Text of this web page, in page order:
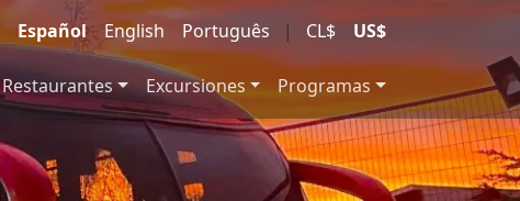
Español English Português | CL$ US$
Restaurantes Excursiones Programas